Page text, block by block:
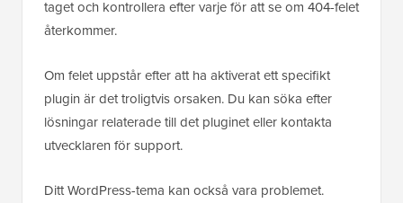
taget och kontrollera efter varje för att se om 404-felet
återkommer.
Om felet uppstår efter att ha aktiverat ett specifikt
plugin är det troligtvis orsaken. Du kan söka efter
lösningar relaterade till det pluginet eller kontakta
utvecklaren för support.
Ditt WordPress-tema kan också vara problemet.